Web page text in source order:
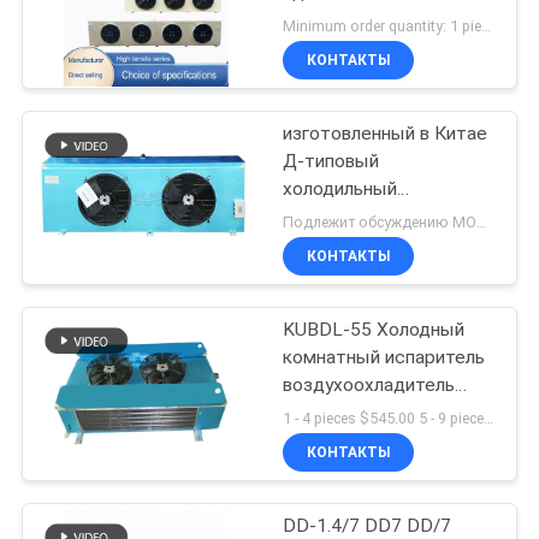
ЦИТАТУ
КАРТА
САЙТА
ПОЛИТИКА
КОНФИДЕНЦИАЛЬНОСТИ
Блоки
охлаженные
водой
конденсируя
37
Испарители
крутой комнаты
камер, овощехранилищ.
охлаждением,
охлаждение с
сертифицированным
специальное
охлаждение воздуха,
испаритель потолок,
испаритель
холодильного
оборудования,
холодильного
оборудования,
холодильный завод,
холодильный склад
Minimum order quantity: 1 piece $127.00-1,970.00 MOQ:1 комплект
КОНТАКТЫ
изготовленный в Китае
Д-типовый
холодильный
испаритель для
хранения в холодильной
комнате
КОНТАКТЫ
KUBDL-55 Холодный
комнатный испаритель
воздухоохладитель
воздухоохладитель
КОНТАКТЫ
DD-1.4/7 DD7 DD/7